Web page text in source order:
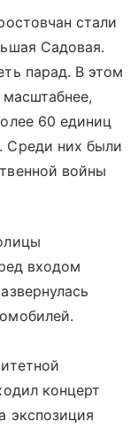
стали
Садовая.
парад. В этом
60 единиц
Среди них были
войны
входом
концерт
экспозиция